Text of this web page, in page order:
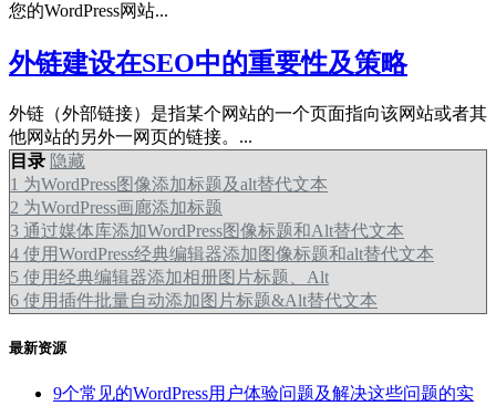
您的WordPress网站...
外链建设在SEO中的重要性及策略
外链（外部链接）是指某个网站的一个页面指向该网站或者其
他网站的另外一网页的链接。...
目录 隐藏
1 为WordPress图像添加标题及alt替代文本
2 为WordPress画廊添加标题
3 通过媒体库添加WordPress图像标题和Alt替代文本
4 使用WordPress经典编辑器添加图像标题和alt替代文本
5 使用经典编辑器添加相册图片标题、Alt
6 使用插件批量自动添加图片标题&Alt替代文本
最新资源
9个常见的WordPress用户体验问题及解决这些问题的实